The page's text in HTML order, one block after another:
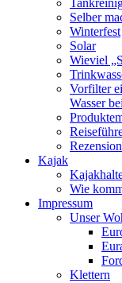
Selber
Winterfest
Solar
Wieviel
Vorfilter
Wasser
Rezension
Kajak
Wie
Impressum
Unser
Klettern